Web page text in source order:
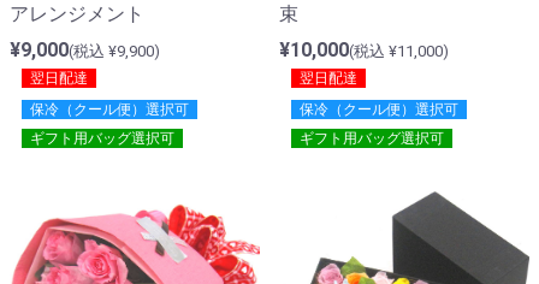
アレンジメント
¥9,000(税込 ¥9,900)
翌日配達
保冷（クール便）選択可
ギフト用バッグ選択可
束
¥10,000(税込 ¥11,000)
翌日配達
保冷（クール便）選択可
ギフト用バッグ選択可